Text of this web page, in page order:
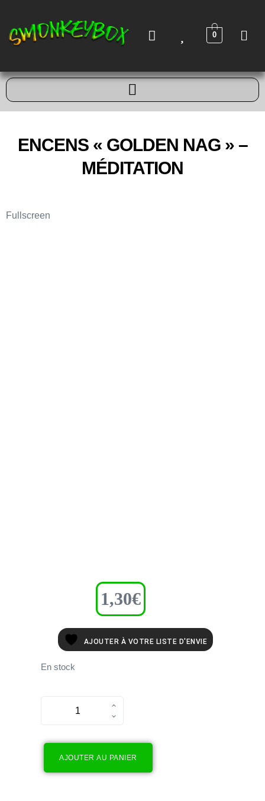
0
ENCENS « GOLDEN NAG » –
MÉDITATION
Fullscreen
1,30€
AJOUTER À VOTRE LISTE D'ENVIE
En stock
AJOUTER AU PANIER